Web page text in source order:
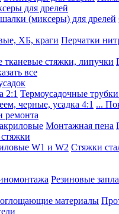
для дрелей
(миксеры) для дрелей
ХБ, краги Перчатки
тканевые стяжки, липучки
все
2:1 Термоусадочные
черные, усадка 4:1 ...
ремонта
Монтажная пена
W1 и W2 Стяжки
Резиновые
материалы